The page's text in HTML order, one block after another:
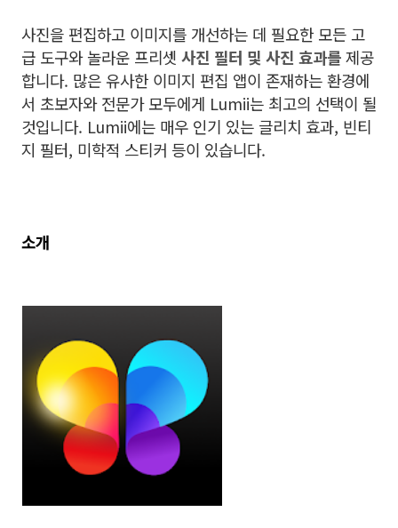
사진을 편집하고 이미지를 개선하는 데 필요한 모든 고
급 도구와 놀라운 프리셋 사진 필터 및 사진 효과를제공
합니다. 많은 유사한 이미지 편집 앱이 존재하는 환경에
서 초보자와 전문가 모두에게 Lumii는 최고의 선택이 될
것입니다. Lumii에는 매우 인기 있는 글리치 효과, 빈티
지 필터, 미학적 스티커 등이 있습니다.
소개